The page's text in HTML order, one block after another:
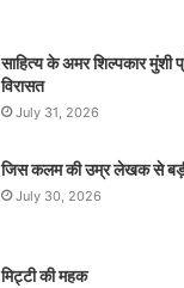
साहित्य के अमर शिल्पकार
विरासत
July 31, 2026
जिस कलम की उम्र लेखक से बड़ी
July 30, 2026
मिट्टी की महक